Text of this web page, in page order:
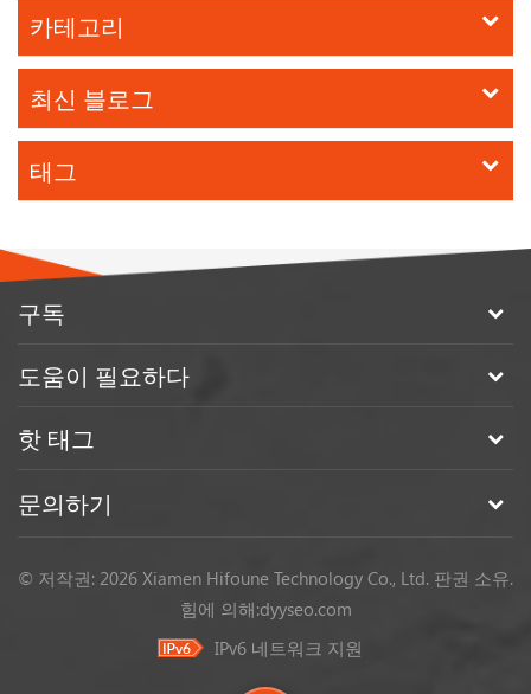
즉시 처리하십시오. 2. 합리적인 스타트 업 달성 : 이중 연료가 액
화 가스를 사용하는 경우 실린더의 수동 밸브가 작동하기 전에
완전히 열려 있는지 확인해야합니다. 지게차가 오랫동안 유휴
상태이되면 수동 밸...
카테고리
최신 블로그
태그
구독
도움이 필요하다
핫 태그
문의하기
© 저작권: 2026 Xiamen Hifoune Technology Co., Ltd. 판권 소유.
힘에 의해:dyyseo.com
IPv6 네트워크 지원